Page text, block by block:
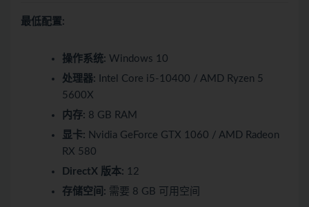
最低配置:
操作系统: Windows 10
处理器: Intel Core i5-10400 / AMD Ryzen 5
5600X
内存: 8 GB RAM
显卡: Nvidia GeForce GTX 1060 / AMD Radeon
RX 580
DirectX 版本: 12
存储空间: 需要 8 GB 可用空间